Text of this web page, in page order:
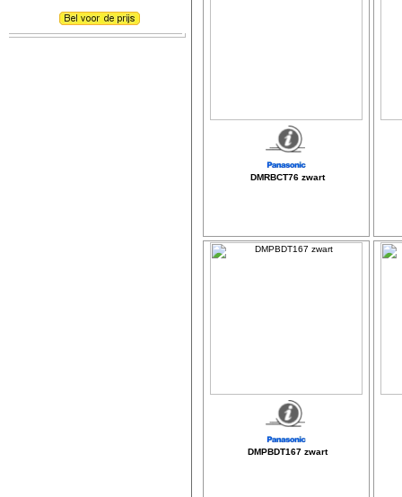
DMRBCT76 zwart
DMPBDT167 zwart